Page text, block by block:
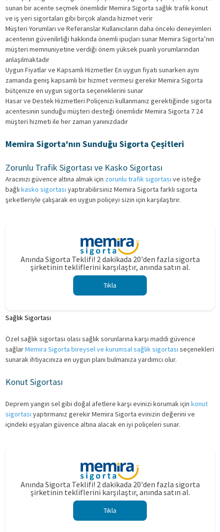
sunan bir acente seçmek önemlidir Memira Sigorta sağlık trafik konut
ve iş yeri sigortaları gibi birçok alanda hizmet verir
Müşteri Yorumları ve Referanslar Kullanıcıların daha önceki deneyimleri
acentenin güvenilirliği hakkında önemli ipuçları sunar Memira Sigorta’nın
müşteri memnuniyetine verdiği önem yüksek puanlı yorumlarından
anlaşılmaktadır
Uygun Fiyatlar ve Kapsamlı Hizmetler En uygun fiyatı sunarken aynı
zamanda geniş kapsamlı bir hizmet vermesi gerekir Memira Sigorta
bütçenize en uygun sigorta seçeneklerini sunar
Hasar ve Destek Hizmetleri Poliçenizi kullanmanız gerektiğinde sigorta
acentesinin sunduğu müşteri desteği önemlidir Memira Sigorta 7 24
müşteri hizmeti ile her zaman yanınızdadır
Memira Sigorta'nın Sunduğu Sigorta Çeşitleri
Zorunlu Trafik Sigortası ve Kasko Sigortası
Aracınızı güvence altına almak için zorunlu trafik sigortası ve isteğe
bağlı kasko sigortası yaptırabilirsiniz Memira Sigorta farklı sigorta
şirketleriyle çalışarak en uygun poliçeyi sizin için karşılaştırır.
Anında Sigorta Teklifi! 2 dakikada 20'den fazla sigorta
şirketinin tekliflerini karşılaştır, anında satın al.
Tıkla
SağlıkSigortası
Özel sağlık sigortası olası sağlık sorunlarına karşı maddi güvence
sağlarMemira Sigorta bireysel ve kurumsal sağlık sigortası seçenekleri
sunarak ihtiyacınıza en uygun planı bulmanıza yardımcı olur.
Konut Sigortası
Deprem yangın sel gibi doğal afetlere karşı evinizi korumak için konut
sigortası yaptırmanız gerekir Memira Sigorta evinizin değerini ve
içindeki eşyaları güvence altına alacak en iyi poliçeleri sunar.
Anında Sigorta Teklifi! 2 dakikada 20'den fazla sigorta
şirketinin tekliflerini karşılaştır, anında satın al.
Tıkla